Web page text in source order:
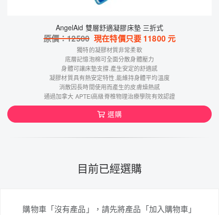
AngelAid 雙層舒適凝膠床墊 三折式
原價：12500 現在特價只要 11800元
獨特的凝膠材質非常柔軟
底層記憶泡棉可全面分散身體壓力
身體可讓床墊支撐.產生安定的舒適感
凝膠材質具有熱安定特性.能維持身體平均溫度
消散因長時間使用而產生的皮膚燥熱感
通過加拿大 APTEI高級脊椎物理治療學院有效認證
選購
目前已經選購
購物車「沒有產品」，請先將產品「加入購物車」